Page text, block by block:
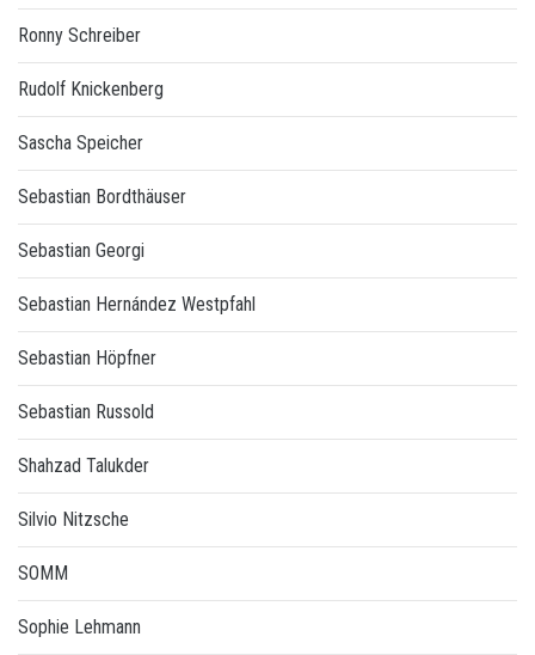
Ronny Schreiber
Rudolf Knickenberg
Sascha Speicher
Sebastian Bordthäuser
Sebastian Georgi
Sebastian Hernández Westpfahl
Sebastian Höpfner
Sebastian Russold
Shahzad Talukder
Silvio Nitzsche
SOMM
Sophie Lehmann